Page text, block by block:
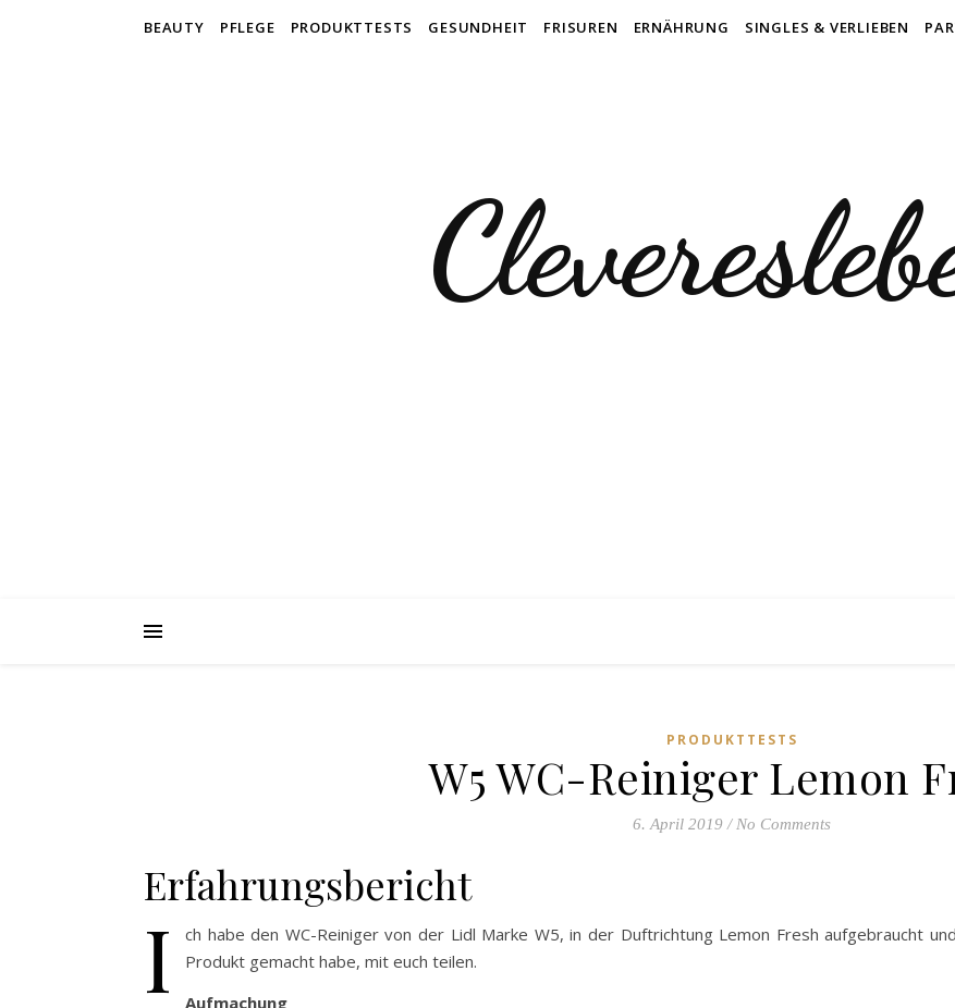
BEAUTY PFLEGE PRODUKTTESTS GESUNDHEIT FRISUREN ERNÄHRUNG SINGLES & VERLIEBEN
PRODUKTTESTS
W5 WC-Reiniger Lemon
6. April 2019 / No Comments
Erfahrungsbericht
I
ch habe den WC-Reiniger von der Lidl Marke W5, in der Duftrichtung Lemon Fresh aufgebraucht
Produkt gemacht habe, mit euch teilen.
Aufmachung